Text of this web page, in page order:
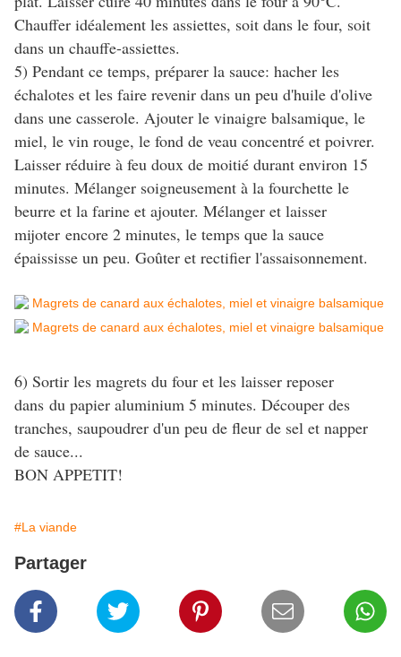
Chauffer idéalement les assiettes, soit dans le four, soit
dans un chauffe-assiettes.
5) Pendant ce temps, préparer la sauce: hacher les
échalotes et les faire revenir dans un peu d'huile d'olive
dans une casserole. Ajouter le vinaigre balsamique, le
miel, le vin rouge, le fond de veau concentré et poivrer.
Laisser réduire à feu doux de moitié durant environ 15
minutes. Mélanger soigneusement à la fourchette le
beurre et la farine et ajouter. Mélanger et laisser
mijoter encore 2 minutes, le temps que la sauce
épaississe un peu. Goûter et rectifier l'assaisonnement.
6) Sortir les magrets du four et les laisser reposer
dans du papier aluminium 5 minutes. Découper des
tranches, saupoudrer d'un peu de fleur de sel et napper
de sauce...
BON APPETIT!
#La viande
Partager